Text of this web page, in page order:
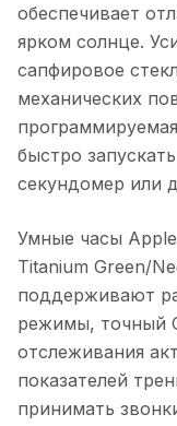
обеспечивает
ярком солнце.
сапфировое
механических
быстро
секундомер или
Умные часы
Titanium Green/
поддерживают
режимы, точный
отслеживания
показателей
принимать